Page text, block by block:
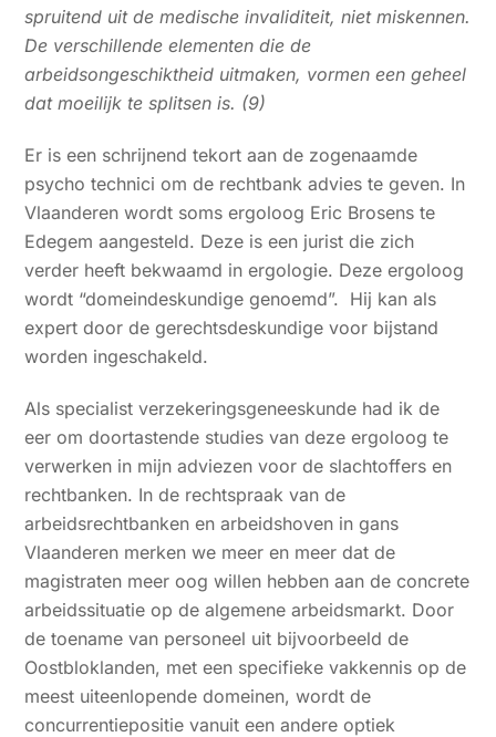
spruitend uit de medische invaliditeit, niet miskennen.
De verschillende elementen die de
arbeidsongeschiktheid uitmaken, vormen een geheel
dat moeilijk te splitsen is. (9)
Er is een schrijnend tekort aan de zogenaamde
psycho technici om de rechtbank advies te geven. In
Vlaanderen wordt soms ergoloog Eric Brosens te
Edegem aangesteld. Deze is een jurist die zich
verder heeft bekwaamd in ergologie. Deze ergoloog
wordt “domeindeskundige genoemd”. Hij kan als
expert door de gerechtsdeskundige voor bijstand
worden ingeschakeld.
Als specialist verzekeringsgeneeskunde had ik de
eer om doortastende studies van deze ergoloog te
verwerken in mijn adviezen voor de slachtoffers en
rechtbanken. In de rechtspraak van de
arbeidsrechtbanken en arbeidshoven in gans
Vlaanderen merken we meer en meer dat de
magistraten meer oog willen hebben aan de concrete
arbeidssituatie op de algemene arbeidsmarkt. Door
de toename van personeel uit bijvoorbeeld de
Oostbloklanden, met een specifieke vakkennis op de
meest uiteenlopende domeinen, wordt de
concurrentiepositie vanuit een andere optiek